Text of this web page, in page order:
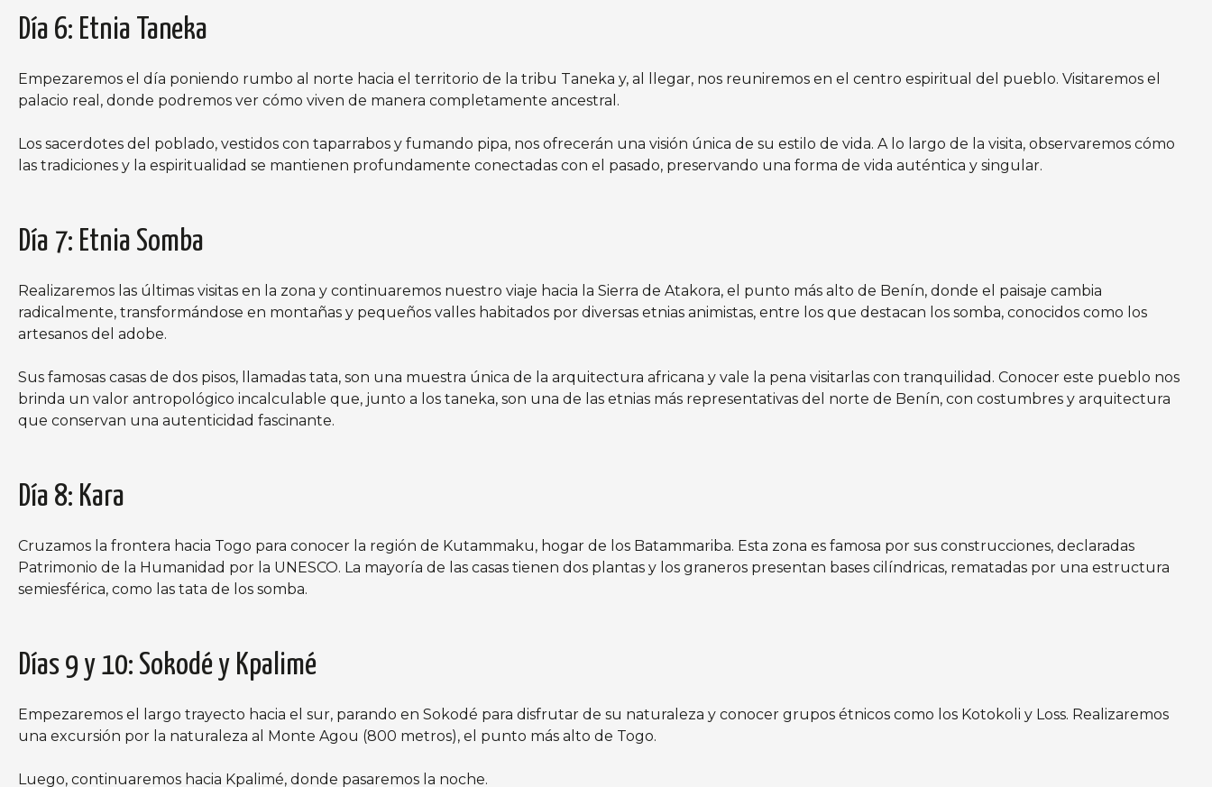
Día 6: Etnia Taneka
Empezaremos el día poniendo rumbo al norte hacia el territorio de la tribu Taneka y, al llegar, nos reuniremos en el centro espiritual del pueblo. Visitaremos el
palacio real, donde podremos ver cómo viven de manera completamente ancestral.
Los sacerdotes del poblado, vestidos con taparrabos y fumando pipa, nos ofrecerán una visión única de su estilo de vida. A lo largo de la visita, observaremos cómo
las tradiciones y la espiritualidad se mantienen profundamente conectadas con el pasado, preservando una forma de vida auténtica y singular.
Día 7: Etnia Somba
Realizaremos las últimas visitas en la zona y continuaremos nuestro viaje hacia la Sierra de Atakora, el punto más alto de Benín, donde el paisaje cambia
radicalmente, transformándose en montañas y pequeños valles habitados por diversas etnias animistas, entre los que destacan los somba, conocidos como los
artesanos del adobe.
Sus famosas casas de dos pisos, llamadas tata, son una muestra única de la arquitectura africana y vale la pena visitarlas con tranquilidad. Conocer este pueblo nos
brinda un valor antropológico incalculable que, junto a los taneka, son una de las etnias más representativas del norte de Benín, con costumbres y arquitectura
que conservan una autenticidad fascinante.
Día 8: Kara
Cruzamos la frontera hacia Togo para conocer la región de Kutammaku, hogar de los Batammariba. Esta zona es famosa por sus construcciones, declaradas
Patrimonio de la Humanidad por la UNESCO. La mayoría de las casas tienen dos plantas y los graneros presentan bases cilíndricas, rematadas por una estructura
semiesférica, como las tata de los somba.
Días 9 y 10: Sokodé y Kpalimé
Empezaremos el largo trayecto hacia el sur, parando en Sokodé para disfrutar de su naturaleza y conocer grupos étnicos como los Kotokoli y Loss. Realizaremos
una excursión por la naturaleza al Monte Agou (800 metros), el punto más alto de Togo.
Luego, continuaremos hacia Kpalimé, donde pasaremos la noche.